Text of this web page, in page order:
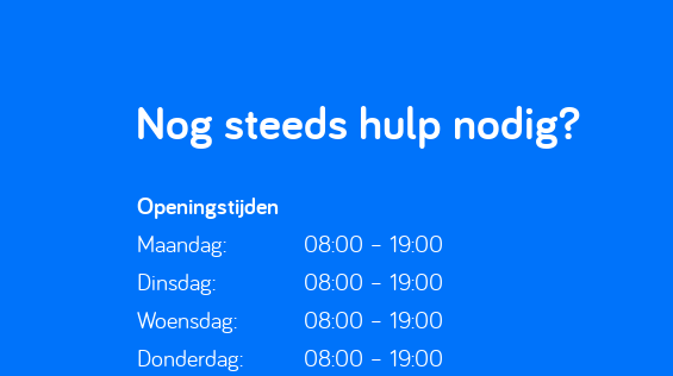
Nog steeds hulp nodig?
Openingstijden
Maandag:
08:00 – 19:00
Dinsdag:
08:00 – 19:00
Woensdag:
08:00 – 19:00
Donderdag:
08:00 – 19:00